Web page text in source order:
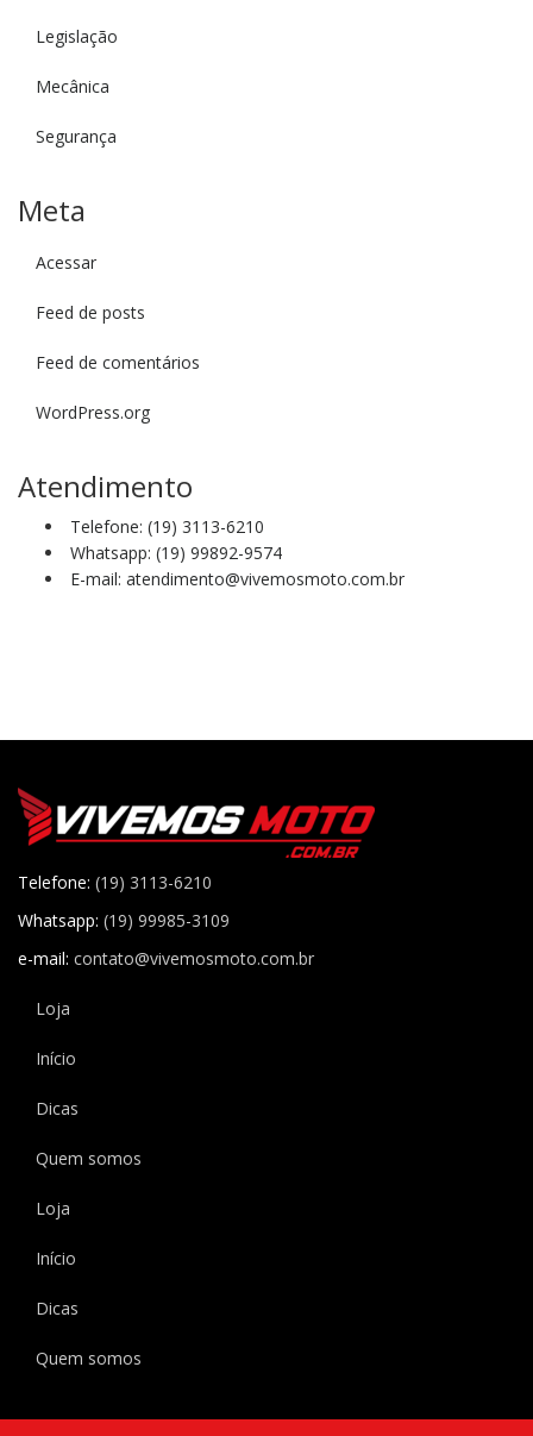
Legislação
Mecânica
Segurança
Meta
Acessar
Feed de posts
Feed de comentários
WordPress.org
Atendimento
Telefone: (19) 3113-6210
Whatsapp: (19) 99892-9574
E-mail: atendimento@vivemosmoto.com.br
Telefone: (19) 3113-6210
Whatsapp: (19) 99985-3109
e-mail: contato@vivemosmoto.com.br
Loja
Início
Dicas
Quem somos
Loja
Início
Dicas
Quem somos